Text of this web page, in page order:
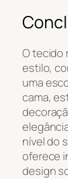
O tecido
estilo,
uma
cama,
nível do
oferece
design